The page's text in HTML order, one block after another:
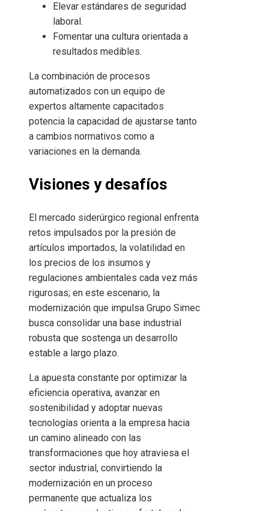
Elevar estándares de seguridad
laboral.
Fomentar una cultura orientada a
resultados medibles.
La combinación de procesos
automatizados con un equipo de
expertos altamente capacitados
potencia la capacidad de ajustarse tanto
a cambios normativos como a
variaciones en la demanda.
Visiones y desafíos
El mercado siderúrgico regional enfrenta
retos impulsados por la presión de
artículos importados, la volatilidad en
los precios de los insumos y
regulaciones ambientales cada vez más
rigurosas; en este escenario, la
modernización que impulsa Grupo Simec
busca consolidar una base industrial
robusta que sostenga un desarrollo
estable a largo plazo.
La apuesta constante por optimizar la
eficiencia operativa, avanzar en
sostenibilidad y adoptar nuevas
tecnologías orienta a la empresa hacia
un camino alineado con las
transformaciones que hoy atraviesa el
sector industrial, convirtiendo la
modernización en un proceso
permanente que actualiza los